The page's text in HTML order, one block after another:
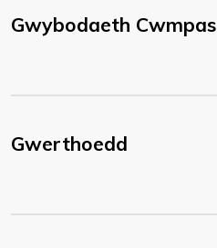
Gwybodaeth Cwmpas
Gwerthoedd